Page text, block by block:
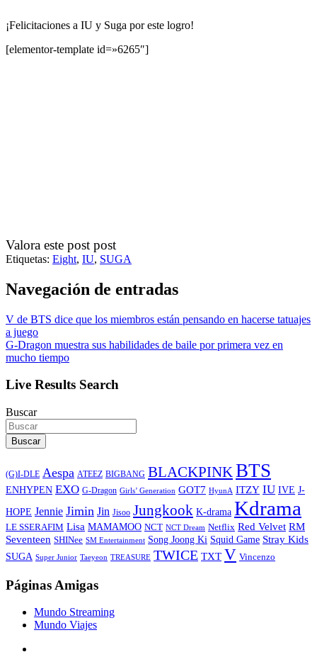
¡Felicitaciones a IU y Suga por este logro!
[elementor-template id=»6265″]
Valora este post post
Etiquetas: Eight, IU, SUGA
Navegación de entradas
V de BTS dice que los miembros están pensando en hacerse tatuajes
a juego
G-Dragon muestra sus habilidades de baile por primera vez en
mucho tiempo
Live Results Search
Buscar
Buscar
(G)I-DLE Aespa ATEEZ BIGBANG BLACKPINKBTS
ENHYPEN EXO G-Dragon Girls’ Generation GOT7 HyunA ITZY IU IVE J-
HOPE Jennie Jimin Jin Jisoo Jungkook K-drama Kdrama
LE SSERAFIM Lisa MAMAMOO NCT NCT Dream Netflix Red Velvet RM
Seventeen SHINee SM Entertainment Song Joong Ki Squid Game Stray Kids
SUGA Super Junior Taeyeon TREASURE TWICE TXT V Vincenzo
Páginas Amigas
Mundo Streaming
Mundo Viajes